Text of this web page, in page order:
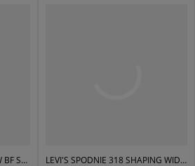
LEVI'S KOSZULA HARLIE NEW BF SHIRT BLUES
LEVI'S SPODNIE 318 SHAPING WIDE LEG